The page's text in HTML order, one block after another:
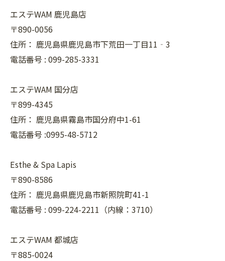
エステWAM 鹿児島店
〒890-0056
住所： 鹿児島県鹿児島市下荒田一丁目11‐3
電話番号 : 099-285-3331
エステWAM 国分店
〒899-4345
住所： 鹿児島県霧島市国分府中1-61
電話番号 :0995-48-5712
Esthe & Spa Lapis
〒890-8586
住所： 鹿児島県鹿児島市新照院町41-1
電話番号 : 099-224-2211（内線：3710）
エステWAM 都城店
〒885-0024